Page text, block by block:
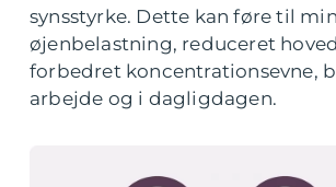
synsstyrke. Dette kan føre til
øjenbelastning, reduceret
forbedret koncentrationsevne,
arbejde og i dagligdagen.